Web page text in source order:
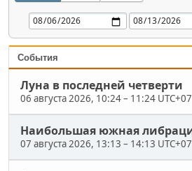
События
Луна в последней четверти
06 августа 2026, 10:24– 11:24 UTC+07
Наибольшая южная
07 августа 2026, 13:13 – 14:13 UTC+07